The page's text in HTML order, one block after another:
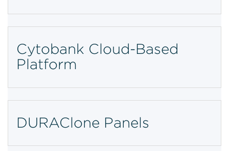
Cytobank Cloud-Based
Platform
DURAClone Panels